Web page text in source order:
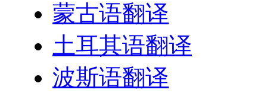
蒙古语翻译
土耳其语翻译
波斯语翻译